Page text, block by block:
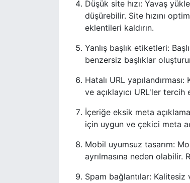
Düşük site hızı: Yavaş
düşürebilir. Site hızını
eklentileri kaldırın.
Yanlış başlık etiketleri:
benzersiz başlıklar
Hatalı URL
ve açıklayıcı URL'ler tercih
İçeriğe eksik meta
için uygun ve çekici meta
Mobil uyumsuz tasarım:
ayrılmasına neden olabilir.
Spam bağlantılar: